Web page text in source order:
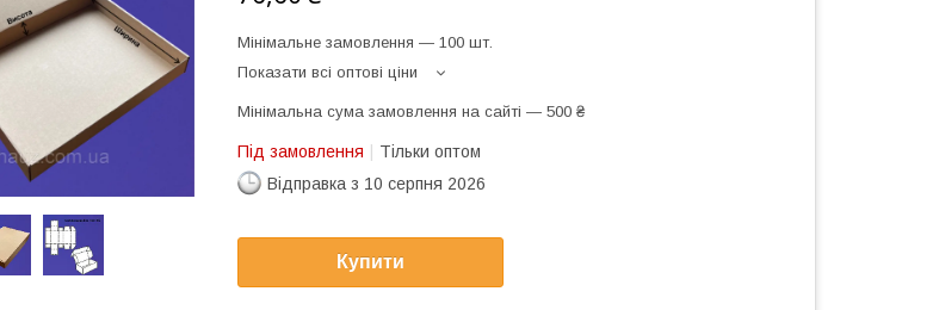
Мінімальне замовлення — 100 шт.
Показати всі оптові ціни
Мінімальна сума замовлення на сайті — 500 ₴
Під замовлення
Тільки оптом
Відправка з 10 серпня 2026
Купити